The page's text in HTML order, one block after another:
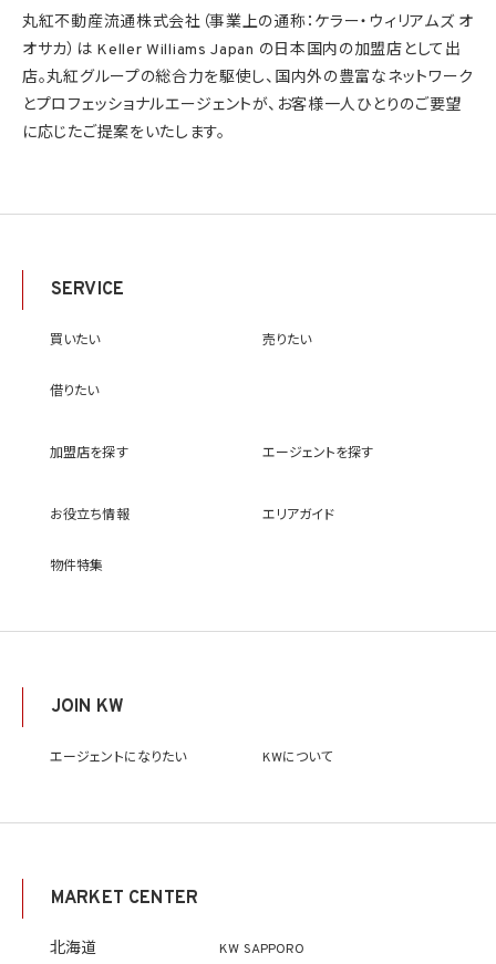
丸紅不動産流通株式会社（事業上の通称：ケラー・ウィリアムズ オ
オサカ）は Keller Williams Japan の日本国内の加盟店として出
店。丸紅グループの総合力を駆使し、国内外の豊富なネットワーク
とプロフェッショナルエージェントが、お客様一人ひとりのご要望
に応じたご提案をいたします。
SERVICE
買いたい 売りたい
借りたい
加盟店を探す エージェントを探す
お役立ち情報 エリアガイド
物件特集
JOIN KW
エージェントになりたい KWについて
MARKET CENTER
北海道 KW SAPPORO